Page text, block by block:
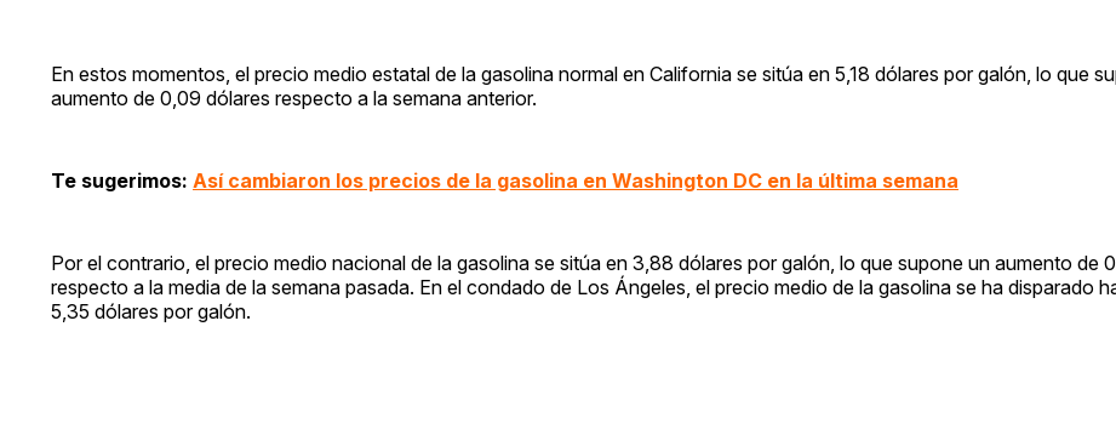
En estos momentos, el precio medio estatal de la gasolina normal en California se sitúa en 5,18 dólares por galón, lo que
aumento de 0,09 dólares respecto a la semana anterior.
Te sugerimos: Así cambiaron los precios de la gasolina en Washington DC en la última semana
Por el contrario, el precio medio nacional de la gasolina se sitúa en 3,88 dólares por galón, lo que supone un aumento de
respecto a la media de la semana pasada. En el condado de Los Ángeles, el precio medio de la gasolina se ha disparado
5,35 dólares por galón.